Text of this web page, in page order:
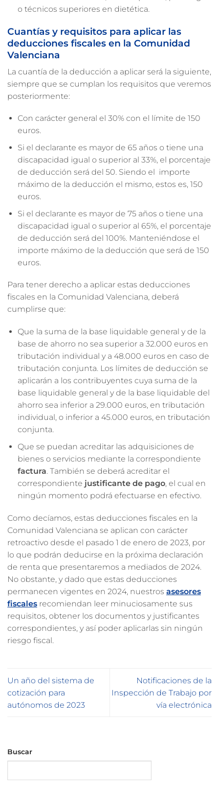
o técnicos superiores en dietética.
Cuantías y requisitos para aplicar las
deducciones fiscales en la Comunidad
Valenciana
La cuantía de la deducción a aplicar será la siguiente,
siempre que se cumplan los requisitos que veremos
posteriormente:
Con carácter general el 30% con el límite de 150
euros.
Si el declarante es mayor de 65 años o tiene una
discapacidad igual o superior al 33%, el porcentaje
de deducción será del 50. Siendo el importe
máximo de la deducción el mismo, estos es, 150
euros.
Si el declarante es mayor de 75 años o tiene una
discapacidad igual o superior al 65%, el porcentaje
de deducción será del 100%. Manteniéndose el
importe máximo de la deducción que será de 150
euros.
Para tener derecho a aplicar estas deducciones
fiscales en la Comunidad Valenciana, deberá
cumplirse que:
Que la suma de la base liquidable general y de la
base de ahorro no sea superior a 32.000 euros en
tributación individual y a 48.000 euros en caso de
tributación conjunta. Los límites de deducción se
aplicarán a los contribuyentes cuya suma de la
base liquidable general y de la base liquidable del
ahorro sea inferior a 29.000 euros, en tributación
individual, o inferior a 45.000 euros, en tributación
conjunta.
Que se puedan acreditar las adquisiciones de
bienes o servicios mediante la correspondiente
factura. También se deberá acreditar el
correspondiente justificante de pago, el cual en
ningún momento podrá efectuarse en efectivo.
Como decíamos, estas deducciones fiscales en la
Comunidad Valenciana se aplican con carácter
retroactivo desde el pasado 1 de enero de 2023, por
lo que podrán deducirse en la próxima declaración
de renta que presentaremos a mediados de 2024.
No obstante, y dado que estas deducciones
permanecen vigentes en 2024, nuestros asesores
fiscales recomiendan leer minuciosamente sus
requisitos, obtener los documentos y justificantes
correspondientes, y así poder aplicarlas sin ningún
riesgo fiscal.
Un año del sistema de
cotización para
autónomos de 2023
Notificaciones de la
Inspección de Trabajo por
vía electrónica
Buscar